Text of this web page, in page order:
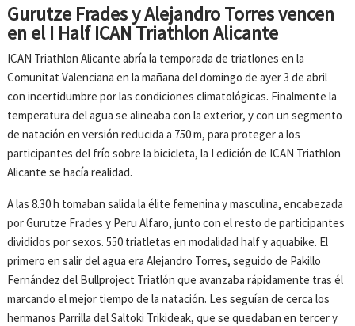
Gurutze Frades y Alejandro Torres vencen
en el I Half ICAN Triathlon Alicante
ICAN Triathlon Alicante abría la temporada de triatlones en la
Comunitat Valenciana en la mañana del domingo de ayer 3 de abril
con incertidumbre por las condiciones climatológicas. Finalmente la
temperatura del agua se alineaba con la exterior, y con un segmento
de natación en versión reducida a 750 m, para proteger a los
participantes del frío sobre la bicicleta, la I edición de ICAN Triathlon
Alicante se hacía realidad.
A las 8.30 h tomaban salida la élite femenina y masculina, encabezada
por Gurutze Frades y Peru Alfaro, junto con el resto de participantes
divididos por sexos. 550 triatletas en modalidad half y aquabike. El
primero en salir del agua era Alejandro Torres, seguido de Pakillo
Fernández del Bullproject Triatlón que avanzaba rápidamente tras él
marcando el mejor tiempo de la natación. Les seguían de cerca los
hermanos Parrilla del Saltoki Trikideak, que se quedaban en tercer y